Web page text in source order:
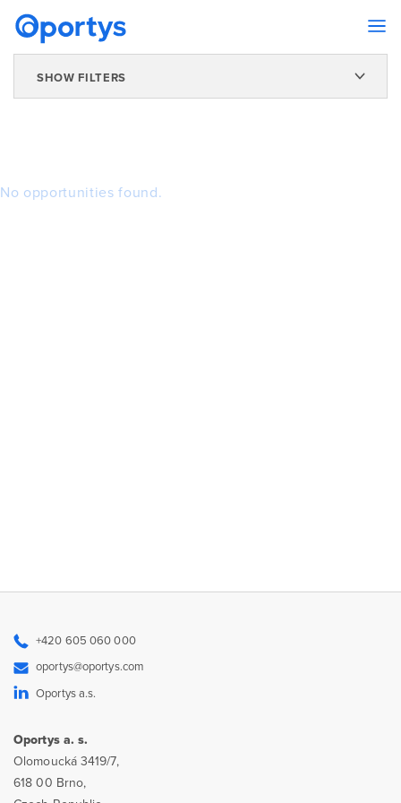
SHOW FILTERS
No opportunities found.
+420 605 060 000
oportys@oportys.com
Oportys a.s.
Oportys a. s.
Olomoucká 3419/7,
618 00 Brno,